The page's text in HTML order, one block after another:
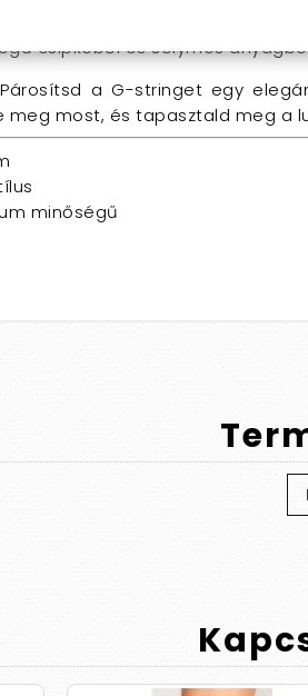
csipkéből és selymes
a G-stringet egy
meg most, és tapasztald meg a
minőségű